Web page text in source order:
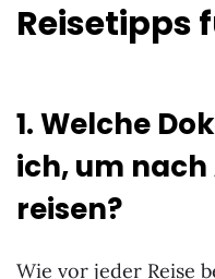
Reisetipps
1. Welche
ich, um
reisen?
Wie vor jeder Reise